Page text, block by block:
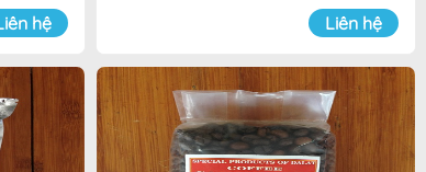
hệ Liên hệ